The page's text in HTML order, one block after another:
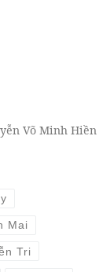
Võ Minh Hiền
Mai
Tri